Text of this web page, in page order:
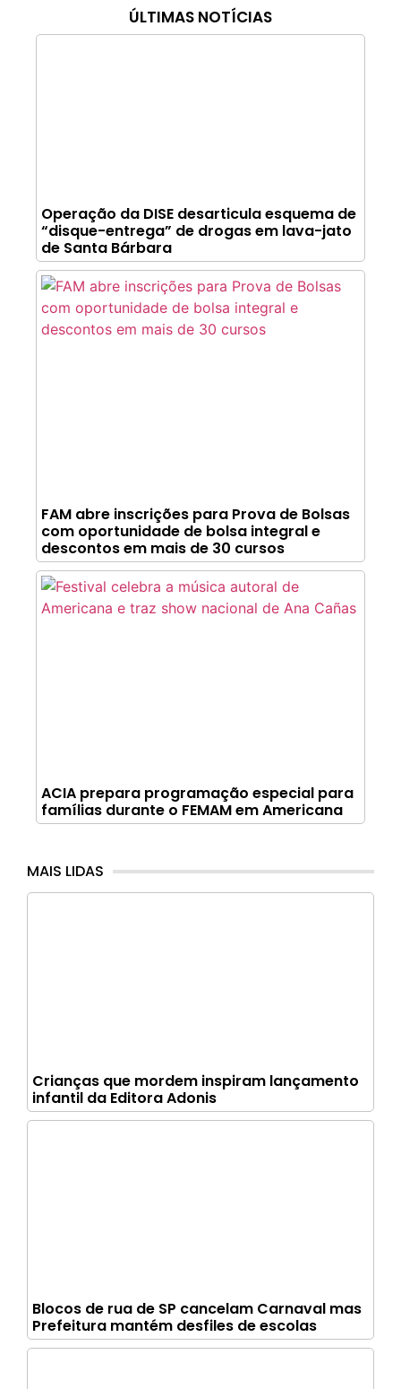
ÚLTIMAS NOTÍCIAS
Operação da DISE desarticula esquema de
“disque-entrega” de drogas em lava-jato
de Santa Bárbara
FAM abre inscrições para Prova de Bolsas
com oportunidade de bolsa integral e
descontos em mais de 30 cursos
ACIA prepara programação especial para
famílias durante o FEMAM em Americana
MAIS LIDAS
Crianças que mordem inspiram lançamento
infantil da Editora Adonis
Blocos de rua de SP cancelam Carnaval mas
Prefeitura mantém desfiles de escolas